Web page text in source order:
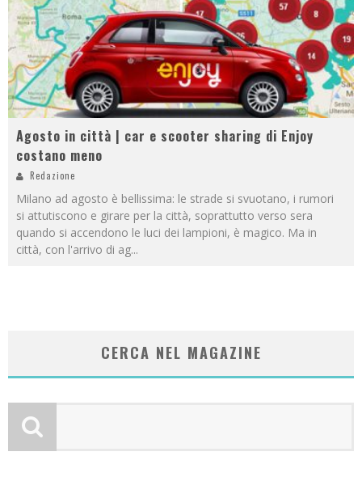
Agosto in città | car e scooter sharing di Enjoy
costano meno
Redazione
Milano ad agosto è bellissima: le strade si svuotano, i rumori
si attutiscono e girare per la città, soprattutto verso sera
quando si accendono le luci dei lampioni, è magico. Ma in
città, con l'arrivo di ag...
CERCA NEL MAGAZINE